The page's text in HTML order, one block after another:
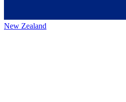
New Zealand